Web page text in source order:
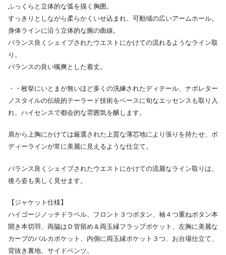
ふっくらと立体的な弧を描く胸囲。
すっきりとしながら柔らかくいせ込まれ、可動域の広いアームホール。
身体ラインに沿う立体的な腕の曲線。
バランス良くシェイプされたウエストにかけての流れるようなライン取
り。
バランスの良い颯爽とした着丈。
・・枚挙にいとまが無いほど多くの洗練されたディテール、ナポレター
ノスタイルの伝統的テーラード技術をベースに旬なエッセンスも取り入
れ、ハイセンスで都会的な雰囲気を醸します。
肩から上胸にかけては厳選された上質な薄芯地により張りを持たせ、ボ
ディーラインが常に美麗に見えるような仕立て。
バランス良くシェイプされたウエストにかけての流麗なライン取りは、
後ろ姿も美しく見せます。
【ジャケット仕様】
ハイゴージノッチドラペル、フロント３つボタン、袖４つ重ねボタン本
開き本切羽、両脇はＤ管留め＆両玉縁フラップポケット、左胸に美麗な
カーブのバルカポケット、内側に両玉縁ポケット３つ、お台場仕立て、
背抜き裏地、サイドベンツ。